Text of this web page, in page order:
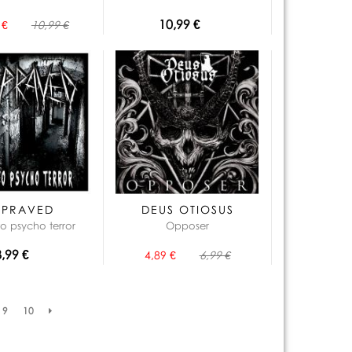
10,99 € 10,99 €
psycho terror
€
DEUS OTIOSUS
Opposer
4,89 € 6,99 €
9 10